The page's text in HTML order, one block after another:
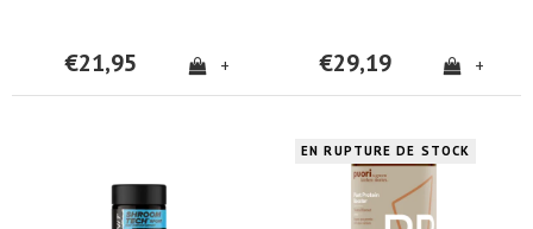
€21,95 + €29,19 +
EN RUPTURE DE STOCK